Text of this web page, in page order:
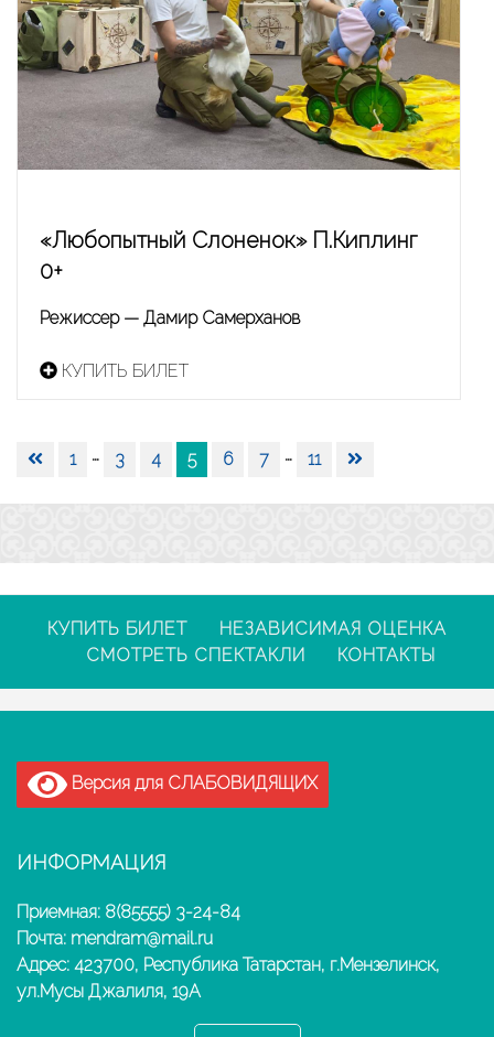
«Любопытный Слоненок» П.Киплинг
0+
Режиссер — Дамир Самерханов
КУПИТЬ БИЛЕТ
Навигация
записям
1 … 3 4 5 6 7 … 11
КУПИТЬ БИЛЕТ
НЕЗАВИСИМАЯ ОЦЕНКА
СМОТРЕТЬ СПЕКТАКЛИ
КОНТАКТЫ
Версия для СЛАБОВИДЯЩИХ
ИНФОРМАЦИЯ
Приемная: 8(85555) 3-24-84
Почта: mendram@mail.ru
Адрес: 423700, Республика Татарстан, г.Мензелинск,
ул.Мусы Джалиля, 19А